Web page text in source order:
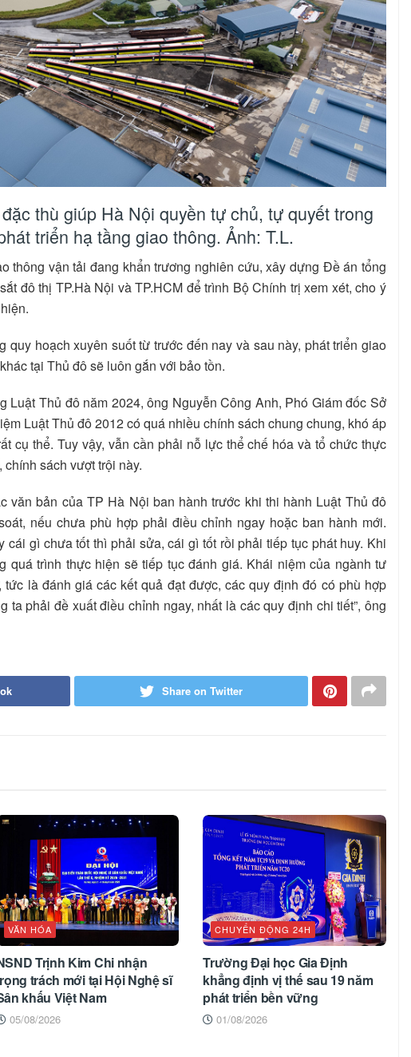
thù giúp Hà Nội quyền tự chủ, tự quyết trong
triển hạ tầng giao thông. Ảnh: T.L.
thông vận tải đang khẩn trương nghiên cứu, xây dựng Đề án tổng
đô thị TP.Hà Nội và TP.HCM để trình Bộ Chính trị xem xét, cho ý
quy hoạch xuyên suốt từ trước đến nay và sau này, phát triển giao
tại Thủ đô sẽ luôn gắn với bảo tồn.
Luật Thủ đô năm 2024, ông Nguyễn Công Anh, Phó Giám đốc Sở
Luật Thủ đô 2012 có quá nhiều chính sách chung chung, khó áp
cụ thể. Tuy vậy, vẫn cần phải nỗ lực thể chế hóa và tổ chức thực
sách vượt trội này.
văn bản của TP Hà Nội ban hành trước khi thi hành Luật Thủ đô
nếu chưa phù hợp phải điều chỉnh ngay hoặc ban hành mới.
gì chưa tốt thì phải sửa, cái gì tốt rồi phải tiếp tục phát huy. Khi
quá trình thực hiện sẽ tiếp tục đánh giá. Khái niệm của ngành tư
tức là đánh giá các kết quả đạt được, các quy định đó có phù hợp
ta phải đề xuất điều chỉnh ngay, nhất là các quy định chi tiết”, ông
Share on Twitter
VĂN HÓA
Trịnh Kim Chi nhận
trách mới tại Hội Nghệ sĩ
khấu Việt Nam
05/08/2026
CHUYỂN ĐỘNG 24H
Trường Đại học Gia Định
khẳng định vị thế sau 19 năm
phát triển bền vững
01/08/2026